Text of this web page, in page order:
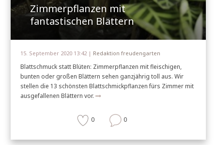
Zimmerpflanzen mit
fantastischen Blättern
15. September 2020 13:42 | Redaktion freudengarten
Blattschmuck statt Blüten: Zimmerpflanzen mit fleischigen,
bunten oder großen Blättern sehen ganzjährig toll aus. Wir
stellen die 13 schönsten Blattschmickpflanzen fürs Zimmer mit
ausgefallenen Blättern vor.
0 0